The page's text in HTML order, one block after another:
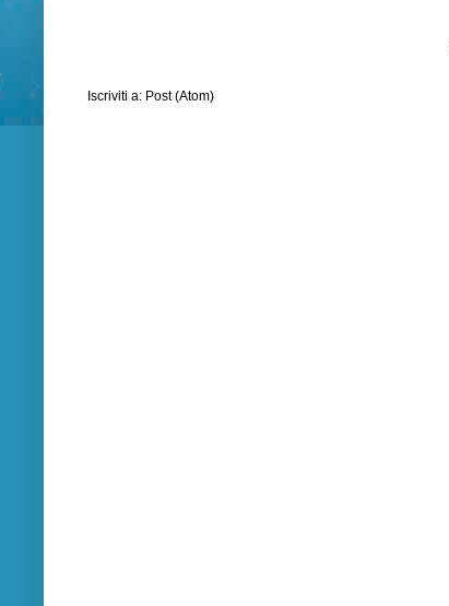
Iscriviti a: Post (Atom)